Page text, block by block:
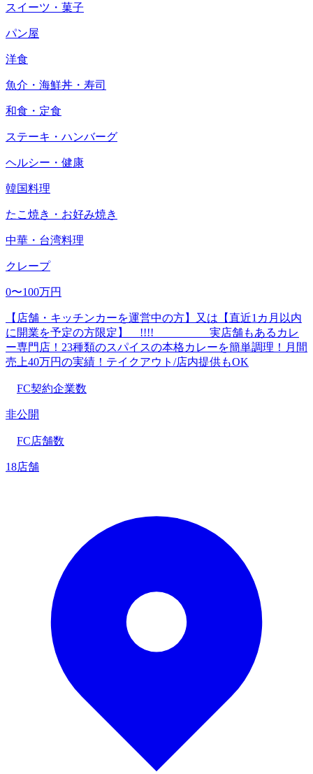
スイーツ・菓子
パン屋
洋食
魚介・海鮮丼・寿司
和食・定食
ステーキ・ハンバーグ
ヘルシー・健康
韓国料理
たこ焼き・お好み焼き
中華・台湾料理
クレープ
0〜100万円
【店舗・キッチンカーを運営中の方】又は【直近1カ月以内
に開業を予定の方限定】 !!!! 実店舗もあるカレ
ー専門店！23種類のスパイスの本格カレーを簡単調理！月間
売上40万円の実績！テイクアウト/店内提供もOK
FC契約企業数
非公開
FC店舗数
18店舗